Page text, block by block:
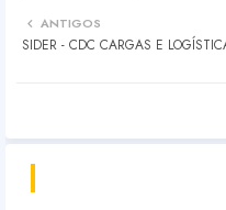
ANTIGOS
SIDER - CDC CARGAS E